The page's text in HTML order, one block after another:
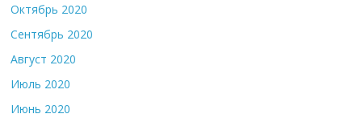
Октябрь 2020
Сентябрь 2020
Август 2020
Июль 2020
Июнь 2020